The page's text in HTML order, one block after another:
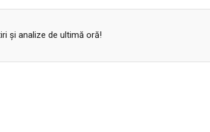
şi analize de ultimă oră!